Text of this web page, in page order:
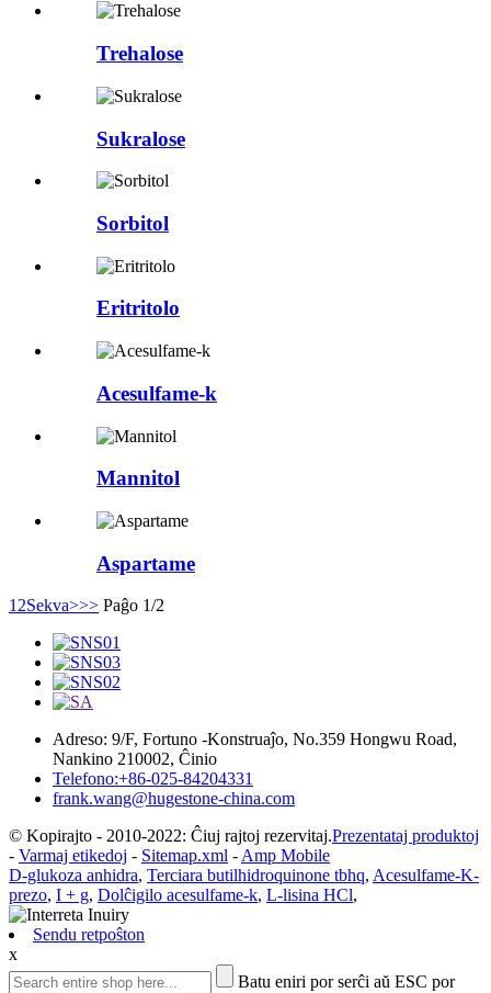
Trehalose
Sukralose
Sorbitol
Eritritolo
Acesulfame-k
Mannitol
Aspartame
12Sekva>>> Paĝo 1/2
Adreso: 9/F, Fortuno -Konstruaĵo, No.359 Hongwu Road,
Nankino 210002, Ĉinio
Telefono:+86-025-84204331
frank.wang@hugestone-china.com
© Kopirajto - 2010-2022: Ĉiuj rajtoj rezervitaj.Prezentataj produktoj
- Varmaj etikedoj - Sitemap.xml -Amp Mobile
D-glukoza anhidra, Terciara butilhidroquinone tbhq, Acesulfame-K-
prezo, I + g, Dolĉigilo acesulfame-k, L-lisina HCl,
Sendu retpoŝton
x
Batu eniri por serĉi aŭ ESC por